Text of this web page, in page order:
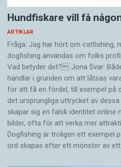
En liknande uppfattning
arkivchef vid Dialekt- och
Lund.
- Dialekternas förändring
process ända fram till
var först med
och inflyttning till
att ändras.
utgiven i Lund 1684. Han
skillnaden mellan svenska
mindre än mellan danska
är inte särskilt
svenskar och skåningar
medan danskarna
Ty vi svenskar, jämte
utan möda och
helst, i det att vi bildar
själva munnen. Men
Hundfiskare vill få
ARTIKLAR
Fråga: Jag har hört om catfishing,
dogfishing användas om folks
Vad betyder det? Jona Svar:
handlar i grunden om att låtsas
för att få en fördel, till exempel på
det ursprungliga uttrycket av
skapar sig en falsk identitet online
bilder, ofta för att verka mer
Dogfishing är troligen ett exempel
ord skapas efter ett mönster av